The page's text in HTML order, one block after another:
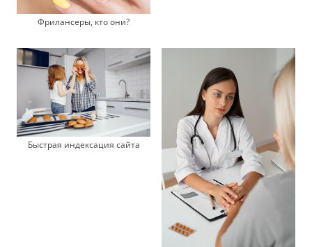
Фрилансеры, кто они?
Быстрая индексация сайта